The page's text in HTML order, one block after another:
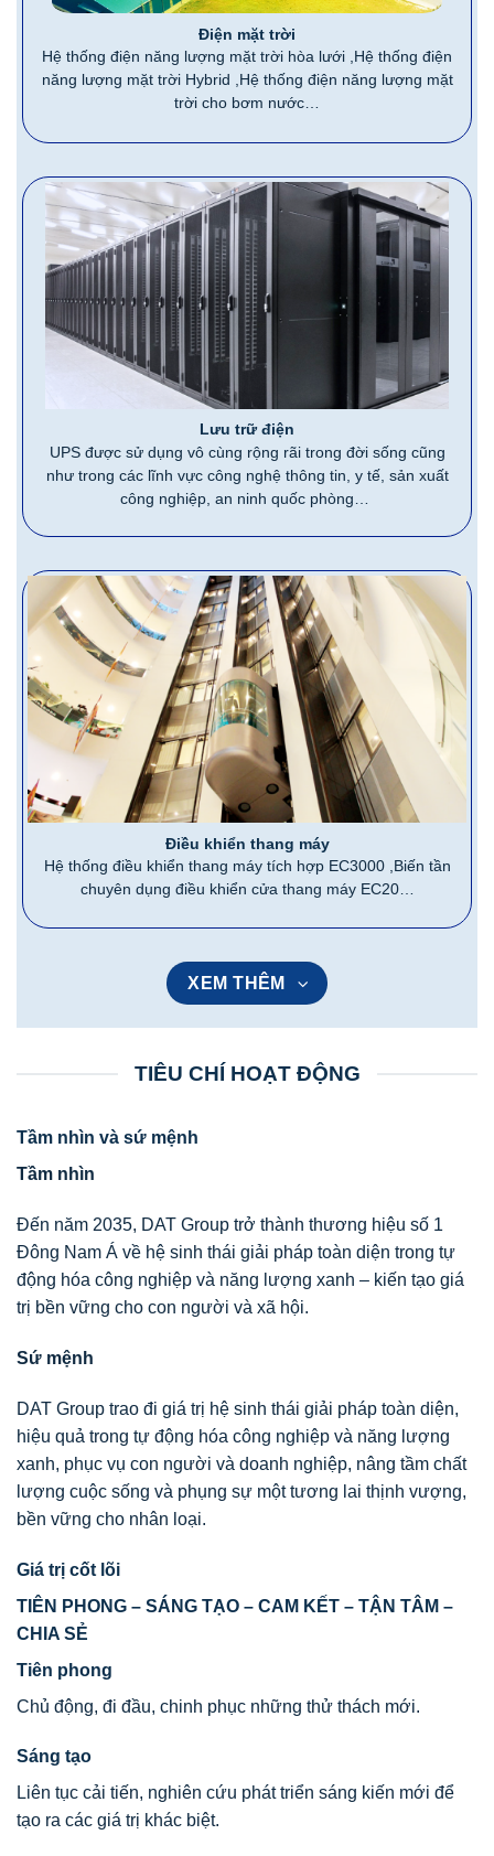
Điện mặt trời
Hệ thống điện năng lượng mặt trời hòa lưới ,Hệ thống điện
năng lượng mặt trời Hybrid ,Hệ thống điện năng lượng mặt
trời cho bơm nước…
Lưu trữ điện
UPS được sử dụng vô cùng rộng rãi trong đời sống cũng
như trong các lĩnh vực công nghệ thông tin, y tế, sản xuất
công nghiệp, an ninh quốc phòng…
Điều khiển thang máy
Hệ thống điều khiển thang máy tích hợp EC3000 ,Biến tần
chuyên dụng điều khiển cửa thang máy EC20…
XEM THÊM
TIÊU CHÍ HOẠT ĐỘNG
Tầm nhìn và sứ mệnh
Tầm nhìn
Đến năm 2035, DAT Group trở thành thương hiệu số 1
Đông Nam Á về hệ sinh thái giải pháp toàn diện trong tự
động hóa công nghiệp và năng lượng xanh – kiến tạo giá
trị bền vững cho con người và xã hội.
Sứ mệnh
DAT Group trao đi giá trị hệ sinh thái giải pháp toàn diện,
hiệu quả trong tự động hóa công nghiệp và năng lượng
xanh, phục vụ con người và doanh nghiệp, nâng tầm chất
lượng cuộc sống và phụng sự một tương lai thịnh vượng,
bền vững cho nhân loại.
Giá trị cốt lõi
TIÊN PHONG – SÁNG TẠO – CAM KẾT – TẬN TÂM –
CHIA SẺ
Tiên phong
Chủ động, đi đầu, chinh phục những thử thách mới.
Sáng tạo
Liên tục cải tiến, nghiên cứu phát triển sáng kiến mới để
tạo ra các giá trị khác biệt.